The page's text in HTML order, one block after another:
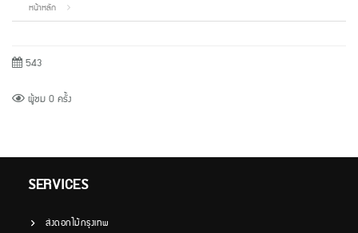
หน้าหลัก
543
ผู้ชม 0 ครั้ง
SERVICES
ส่งดอกไม้กรุงเทพ